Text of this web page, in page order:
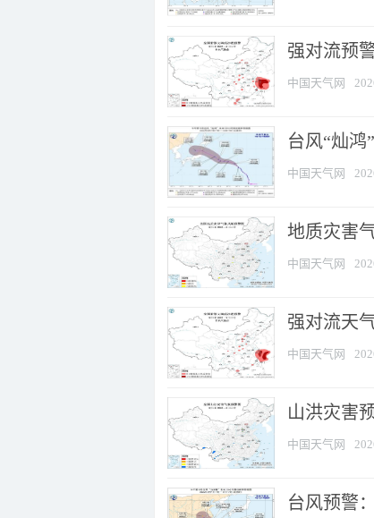
强对流预
中国天气网
台风“灿
中国天气网
地质灾害
中国天气网
强对流天
中国天气网
山洪灾害
中国天气网
台风预警